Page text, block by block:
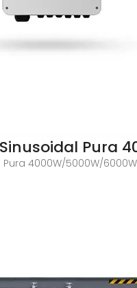
Pura
4000W/5000W/